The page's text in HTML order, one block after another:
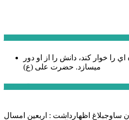
اي را خوار كند، دانش را از او دور
میسازد. حضرت علی (ع)
ساوجبلاغ اظهارداشت : اربعین امسال